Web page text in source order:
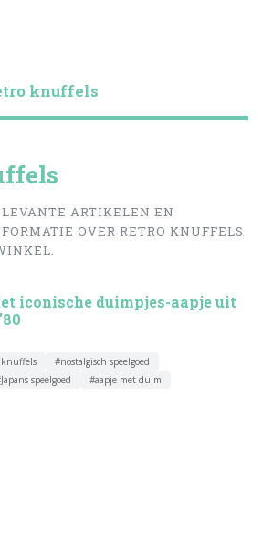
knuffels
ARTIKELEN EN
OVER RETRO KNUFFELS
iconische duimpjes-aapje uit
#nostalgisch speelgoed
speelgoed
#aapje met duim